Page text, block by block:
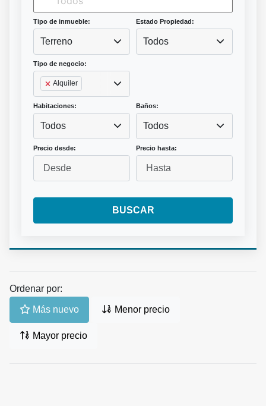
Tipo de inmueble:
Terreno
Estado Propiedad:
Todos
Tipo de negocio:
Alquiler
Habitaciones:
Todos
Baños:
Todos
Precio desde: Precio hasta:
BUSCAR
Ordenar por:
Más nuevo Menor precio
Mayor precio